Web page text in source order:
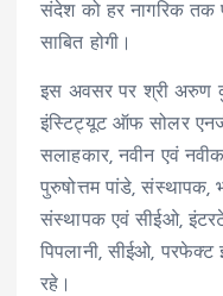
संदेश को हर नागरिक
साबित होगी।
इस अवसर पर श्री अरुण
इंस्टिट्यूट ऑफ सोलर
सलाहकार, नवीन एवं
पुरुषोत्तम पांडे, संस्थापक,
संस्थापक एवं सीईओ,
पिपलानी, सीईओ, परफेक्ट
रहे।